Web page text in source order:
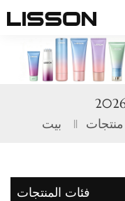
بيت منتجات
فئات المنتجات